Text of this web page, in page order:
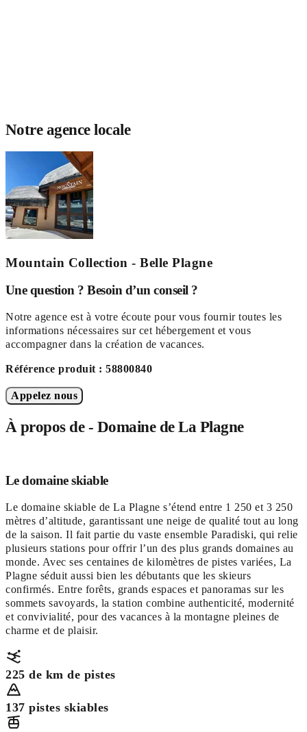
Notre agence locale
Mountain Collection - Belle Plagne
Une question ? Besoin d’un conseil ?
Notre agence est à votre écoute pour vous fournir toutes les
informations nécessaires sur cet hébergement et vous
accompagner dans la création de vacances.
Référence produit : 58800840
Appelez nous
À propos de - Domaine de La Plagne
Le domaine skiable
Le domaine skiable de La Plagne s’étend entre 1 250 et 3 250
mètres d’altitude, garantissant une neige de qualité tout au long
de la saison. Il fait partie du vaste ensemble Paradiski, qui relie
plusieurs stations pour offrir l’un des plus grands domaines au
monde. Avec ses centaines de kilomètres de pistes variées, La
Plagne séduit aussi bien les débutants que les skieurs
confirmés. Entre forêts, grands espaces et panoramas sur les
sommets savoyards, la station combine authenticité, modernité
et convivialité, pour des vacances à la montagne pleines de
charme et de plaisir.
225 de km de pistes
137 pistes skiables